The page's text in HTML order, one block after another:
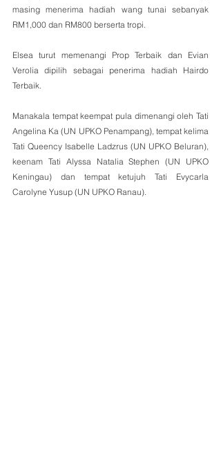
masing menerima hadiah wang tunai sebanyak
RM1,000 dan RM800 berserta tropi.
Elsea turut memenangi Prop Terbaik dan Evian
Verolia dipilih sebagai penerima hadiah Hairdo
Terbaik.
Manakala tempat keempat pula dimenangi oleh Tati
Angelina Ka (UN UPKO Penampang), tempat kelima
Tati Queency Isabelle Ladzrus (UN UPKO Beluran),
keenam Tati Alyssa Natalia Stephen (UN UPKO
Keningau) dan tempat ketujuh Tati Evycarla
Carolyne Yusup (UN UPKO Ranau).